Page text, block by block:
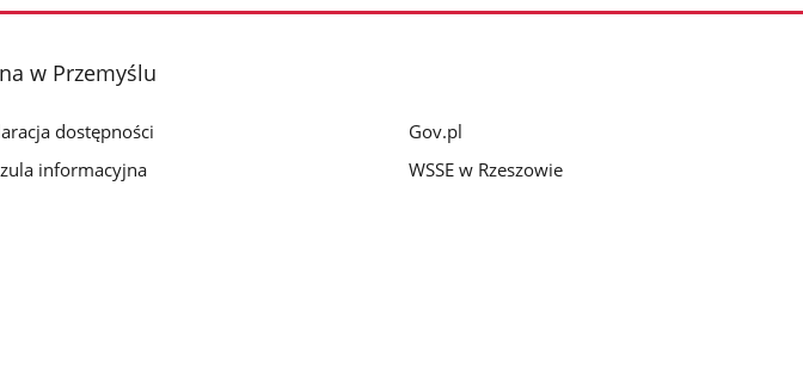
w Przemyślu
dostępności
informacyjna
Gov.pl
WSSE w Rzeszowie